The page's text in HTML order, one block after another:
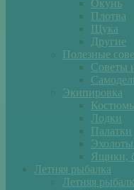
Окунь
Плотва
Щука
Другие
Полезные
Советы
Экипировка
Лодки
Палатки
Ящики,
Летняя рыбалка
Летняя